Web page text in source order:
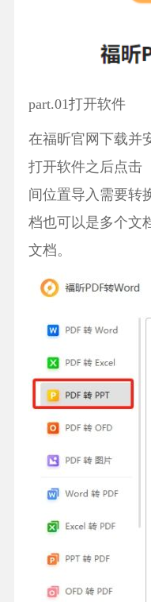
part.01打开软件
在福昕官网下载并
打开软件之后点击
间位置导入需要转
档也可以是多个文
文档。